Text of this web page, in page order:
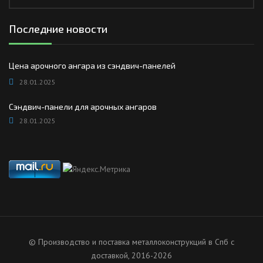
Последние новости
Цена арочного ангара из сэндвич-панелей
28.01.2025
Сэндвич-панели для арочных ангаров
28.01.2025
© Производство и поставка металлоконструкций в Спб с
доставкой, 2016-2026